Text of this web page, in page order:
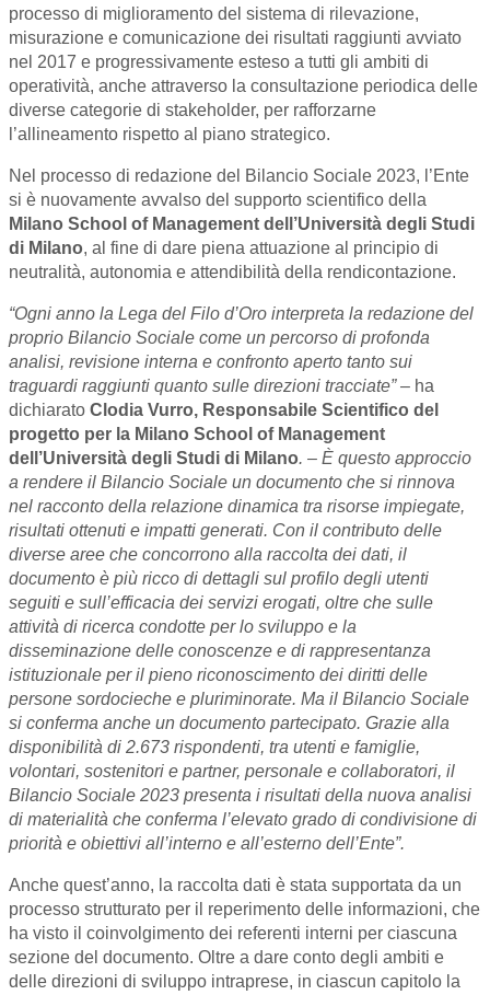
processo di miglioramento del sistema di rilevazione,
misurazione e comunicazione dei risultati raggiunti avviato
nel 2017 e progressivamente esteso a tutti gli ambiti di
operatività, anche attraverso la consultazione periodica delle
diverse categorie di stakeholder, per rafforzarne
l’allineamento rispetto al piano strategico.
Nel processo di redazione del Bilancio Sociale 2023, l’Ente
si è nuovamente avvalso del supporto scientifico della
Milano School of Management dell’Università degli Studi
di Milano, al fine di dare piena attuazione al principio di
neutralità, autonomia e attendibilità della rendicontazione.
“Ogni anno la Lega del Filo d’Oro interpreta la redazione del
proprio Bilancio Sociale come un percorso di profonda
analisi, revisione interna e confronto aperto tanto sui
traguardi raggiunti quanto sulle direzioni tracciate” – ha
dichiarato Clodia Vurro, Responsabile Scientifico del
progetto per la Milano School of Management
dell’Università degli Studi di Milano. – È questo approccio
a rendere il Bilancio Sociale un documento che si rinnova
nel racconto della relazione dinamica tra risorse impiegate,
risultati ottenuti e impatti generati. Con il contributo delle
diverse aree che concorrono alla raccolta dei dati, il
documento è più ricco di dettagli sul profilo degli utenti
seguiti e sull’efficacia dei servizi erogati, oltre che sulle
attività di ricerca condotte per lo sviluppo e la
disseminazione delle conoscenze e di rappresentanza
istituzionale per il pieno riconoscimento dei diritti delle
persone sordocieche e pluriminorate. Ma il Bilancio Sociale
si conferma anche un documento partecipato. Grazie alla
disponibilità di 2.673 rispondenti, tra utenti e famiglie,
volontari, sostenitori e partner, personale e collaboratori, il
Bilancio Sociale 2023 presenta i risultati della nuova analisi
di materialità che conferma l’elevato grado di condivisione di
priorità e obiettivi all’interno e all’esterno dell’Ente”.
Anche quest’anno, la raccolta dati è stata supportata da un
processo strutturato per il reperimento delle informazioni, che
ha visto il coinvolgimento dei referenti interni per ciascuna
sezione del documento. Oltre a dare conto degli ambiti e
delle direzioni di sviluppo intraprese, in ciascun capitolo la